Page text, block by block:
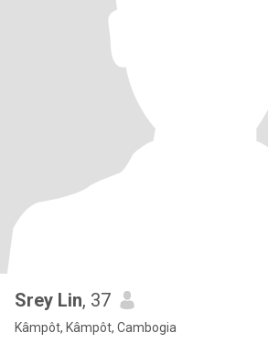
Srey Lin, 37
Kâmpôt, Kâmpôt, Cambogia